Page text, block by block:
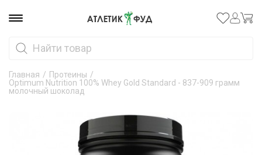
Главная / Протеины /
Optimum Nutrition 100% Whey Gold Standard - 837-909 грамм
молочный шоколад